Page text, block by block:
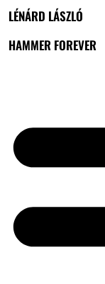
LÉNÁRD LÁSZLÓ
HAMMER FOREVER